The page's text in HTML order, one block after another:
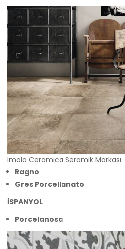
Imola Ceramica Seramik Markası
Ragno
Gres Porcellanato
İSPANYOL
Porcelanosa